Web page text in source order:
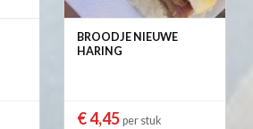
BROODJE NIEUWE
HARING
€ 4,45 per stuk